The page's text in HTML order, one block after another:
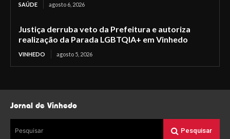
SAÚDE agosto 6, 2026
Justiça derruba veto da Prefeitura e autoriza
realização da Parada LGBTQIA+ em Vinhedo
VINHEDO agosto 5, 2026
Jornal de Vinhedo
Pesquisar Pesquisar